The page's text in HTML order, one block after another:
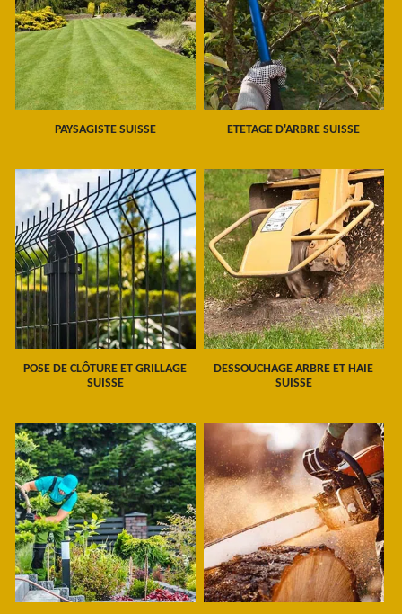
PAYSAGISTE SUISSE ETETAGE D'ARBRE SUISSE
POSE DE CLÔTURE ET GRILLAGE
SUISSE
DESSOUCHAGE ARBRE ET HAIE
SUISSE